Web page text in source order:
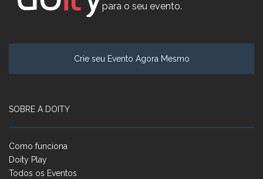
para o seu evento.
Crie seu Evento Agora Mesmo
SOBRE A DOITY
Como funciona
Doity Play
Todos os Eventos